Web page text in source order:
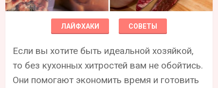
ЛАЙФХАКИ СОВЕТЫ
Если вы хотите быть идеальной хозяйкой,
то без кухонных хитростей вам не обойтись.
Они помогают экономить время и готовить